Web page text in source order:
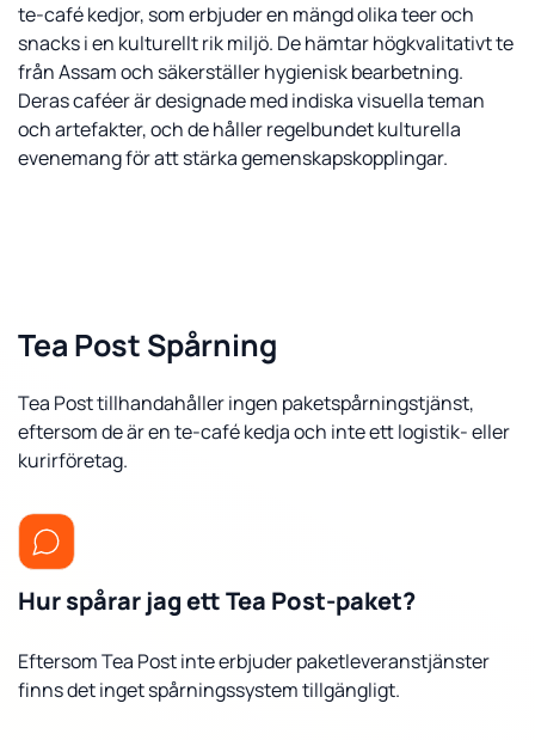
te-café kedjor, som erbjuder en mängd olika teer och
snacks i en kulturellt rik miljö. De hämtar högkvalitativt te
från Assam och säkerställer hygienisk bearbetning.
Deras caféer är designade med indiska visuella teman
och artefakter, och de håller regelbundet kulturella
evenemang för att stärka gemenskapskopplingar.
Tea Post Spårning
Tea Post tillhandahåller ingen paketspårningstjänst,
eftersom de är en te-café kedja och inte ett logistik- eller
kurirföretag.
Hur spårar jag ett Tea Post-paket?
Eftersom Tea Post inte erbjuder paketleveranstjänster
finns det inget spårningssystem tillgängligt.